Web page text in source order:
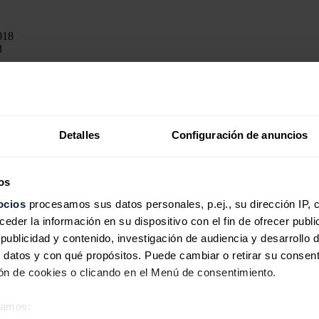
Detalles Configuración de anuncios
procesamos sus datos personales, p.ej., su dirección IP,
la información en su dispositivo con el fin de ofrecer
y contenido, investigación de audiencia y desarrollo
y con qué propósitos. Puede cambiar o retirar su
de cookies o clicando en el Menú de consentimiento.
en la costa de Belice, abrirá sus puertas en 2018, según la
de edificios.
isla será gracias a una planta fotovoltaica por lo que el resort será
plena naturaleza, se comercializará como 'Blackadore, Caye, A
las verduras y hortalizas que se utilicen en su restaurante,
territorios del cayo pasarán a formar parte de una reserva de
junto a su socio, el empresario Paul Scialla, compraron una
42 hectáreas.
el batería de los Red Hot Chili Peppers, para en la creación de